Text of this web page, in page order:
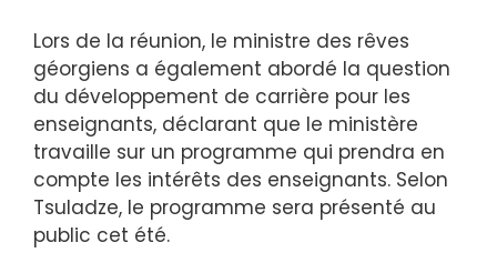
Lors de la réunion, le ministre des rêves
géorgiens a également abordé la question
du développement de carrière pour les
enseignants, déclarant que le ministère
travaille sur un programme qui prendra en
compte les intérêts des enseignants. Selon
Tsuladze, le programme sera présenté au
public cet été.